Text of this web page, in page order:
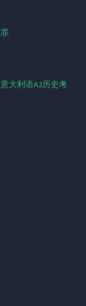
大利语A2历史考